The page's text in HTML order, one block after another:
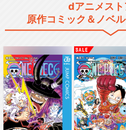
ハ
スイ
dアニメスト
原作コミック＆ノベ